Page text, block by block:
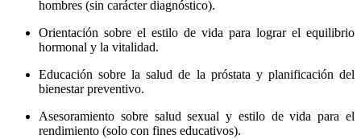
hombres (sin carácter diagnóstico).
Orientación sobre el estilo de vida para lograr el equilibrio
hormonal y la vitalidad.
Educación sobre la salud de la próstata y planificación del
bienestar preventivo.
Asesoramiento sobre salud sexual y estilo de vida para el
rendimiento (solo con fines educativos).